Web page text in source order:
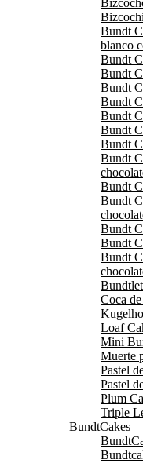
Bundt
blanco
Bundt
Bundt
Bundt
Bundt
Bundt
Bundt
Bundt
Bundt
Bundt
Bundt
Bundt
Bundt
Bundt
Coca
Loaf
Mini
Muerte
Pastel
Pastel
Plum
Triple
BundtCakes